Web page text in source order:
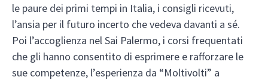
le paure dei primi tempi in Italia, i consigli ricevuti,
l’ansia per il futuro incerto che vedeva davanti a sé.
Poi l’accoglienza nel Sai Palermo, i corsi frequentati
che gli hanno consentito di esprimere e rafforzare le
sue competenze, l’esperienza da “Moltivolti” a